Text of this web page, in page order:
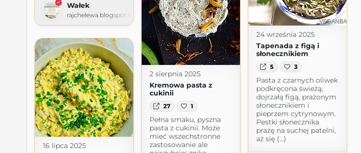
Wałek
rajchelewa.blogspot.com
24 września 2025
Tapenada z figą i
słonecznikiem
5 3
Pasta z czarnych oliwek
podkręcona świeżą,
dojrzałą figą, prażonym
słonecznikiem i
pieprzem cytrynowym.
Pestki słonecznika
prażę na suchej patelni,
aż się (...)
2 sierpnia 2025
Kremowa pasta z
cukinii
27 1
Pełna smaku, pyszna
pasta z cukinii. Może
mieć wszechstronne
zastosowanie ale
16 lipca 2025